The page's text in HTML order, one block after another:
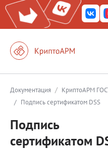
Документация / КриптоАРМ
/ Подпись сертификатом DSS
Подпись
сертификатом